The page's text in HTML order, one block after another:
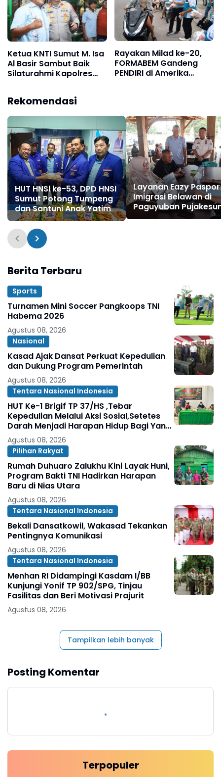
Ketua KNTI Sumut M. Isa
Al Basir Sambut Baik
Silaturahmi Kapolres
Rayakan Milad ke-20,
FORMABEM Gandeng
PENDIRI di Amerika
Rekomendasi
HUT HNSI ke-53, DPD HNSI
Sumut Potong Tumpeng
dan Santuni Anak Yatim
Layanan Eazy Paspor
Imigrasi Belawan di
Paguyuban
Layani 44
Berita Terbaru
Sports
Turnamen Mini Soccer Pangkoops TNI
Habema 2026
Agustus 08, 2026
Nasional
Kasad Ajak Dansat Perkuat Kepedulian
dan Dukung Program Pemerintah
Agustus 08, 2026
Tentara Nasional Indonesia
HUT Ke-1 Brigif TP 37/HS ,Tebar
Kepedulian Melalui Aksi Sosial,Setetes
Darah Menjadi Harapan Hidup Bagi Yang
Membutuhkan
Agustus 08, 2026
Pilihan Rakyat
Rumah Duhuaro Zalukhu Kini Layak Huni,
Program Bakti TNI Hadirkan Harapan
Baru di Nias Utara
Agustus 08, 2026
Tentara Nasional Indonesia
Bekali Dansatkowil, Wakasad Tekankan
Pentingnya Komunikasi
Agustus 08, 2026
Tentara Nasional Indonesia
Menhan RI Didampingi Kasdam I/BB
Kunjungi Yonif TP 902/SPG, Tinjau
Fasilitas dan Beri Motivasi Prajurit
Agustus 08, 2026
Tampilkan lebih banyak
Posting Komentar
Terpopuler